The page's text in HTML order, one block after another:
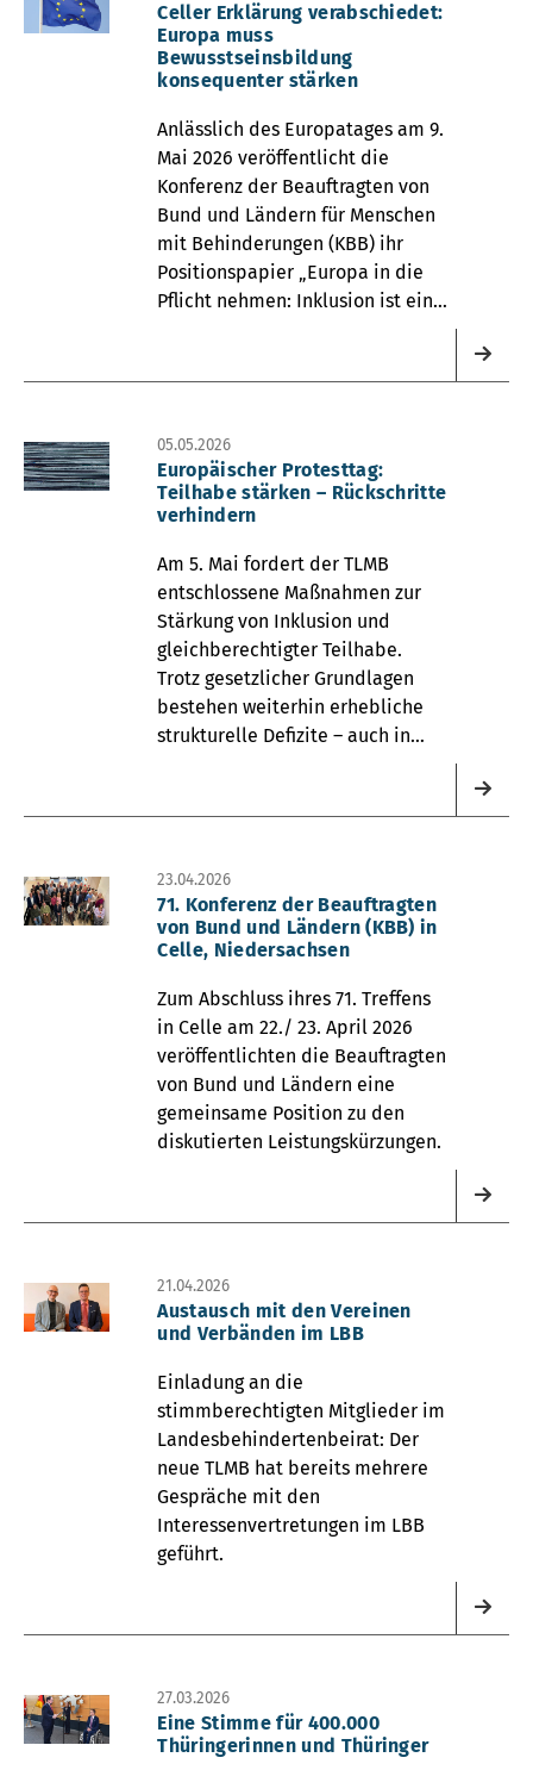
Celler Erklärung verabschiedet:
Europa muss
Bewusstseinsbildung
konsequenter stärken
Anlässlich des Europatages am 9.
Mai 2026 veröffentlicht die
Konferenz der Beauftragten von
Bund und Ländern für Menschen
mit Behinderungen (KBB) ihr
Positionspapier „Europa in die
Pflicht nehmen: Inklusion ist ein
verankern und umsetzen“.
05.05.2026
Europäischer Protesttag:
Teilhabe stärken – Rückschritte
verhindern
Am 5. Mai fordert der TLMB
entschlossene Maßnahmen zur
Stärkung von Inklusion und
gleichberechtigter Teilhabe.
Trotz gesetzlicher Grundlagen
bestehen weiterhin erhebliche
strukturelle Defizite – auch in
23.04.2026
71. Konferenz der Beauftragten
von Bund und Ländern (KBB) in
Celle, Niedersachsen
Zum Abschluss ihres 71. Treffens
in Celle am 22./ 23. April 2026
veröffentlichten die Beauftragten
von Bund und Ländern eine
gemeinsame Position zu den
diskutierten Leistungskürzungen.
21.04.2026
Austausch mit den Vereinen
und Verbänden im LBB
Einladung an die
stimmberechtigten Mitglieder im
Landesbehindertenbeirat: Der
neue TLMB hat bereits mehrere
Gespräche mit den
Interessenvertretungen im LBB
geführt.
27.03.2026
Eine Stimme für 400.000
Thüringerinnen und Thüringer